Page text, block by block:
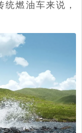
燃油车来说，